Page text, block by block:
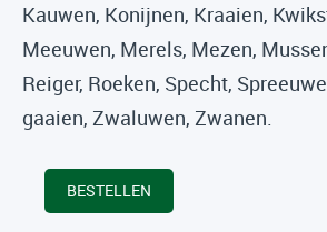
Kauwen, Konijnen, Kraaien,
Meeuwen, Merels, Mezen,
Reiger, Roeken, Specht,
gaaien, Zwaluwen, Zwanen.
BESTELLEN